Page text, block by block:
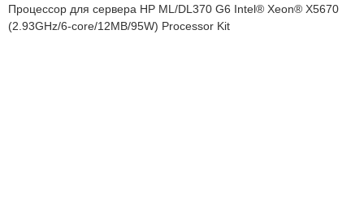
Процессор для сервера HP ML/DL370 G6 Intel® Xeon® X5670
(2.93GHz/6-core/12MB/95W) Processor Kit